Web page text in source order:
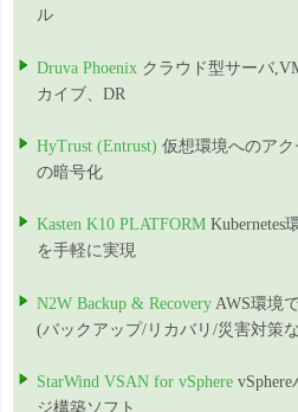
ル
Druva Phoenix クラウド型サーバ
カイブ、DR
HyTrust (Entrust) 仮想環境へのア
の暗号化
Kasten K10 PLATFORM Kubernetes
を手軽に実現
N2W Backup & Recovery AWS環境
(バックアップ/リカバリ/災害対策
StarWind VSAN for vSphere
ジ構築ソフト